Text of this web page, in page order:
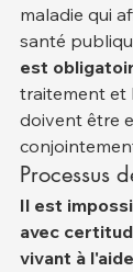
maladie qui
santé
est
traitement et
doivent être
Processus
Il est
avec
vivant à